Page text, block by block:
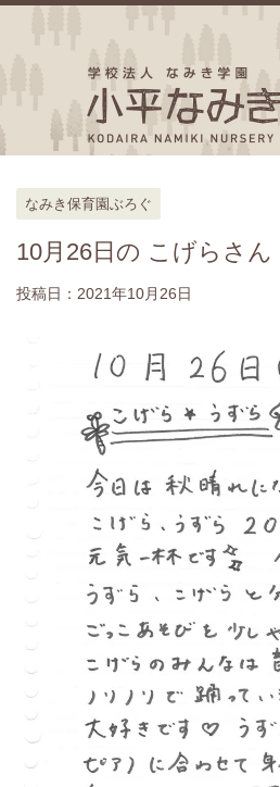
なみき保育園ぶろぐ
10月26日の こげらさ
投稿日： 2021年10月26日